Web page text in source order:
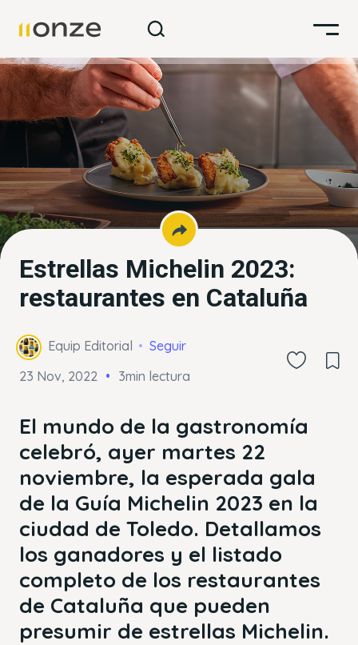
Estrellas Michelin 2023:
restaurantes en Cataluña
Equip Editorial
Seguir
23 Nov, 2022
3min lectura
El mundo de la gastronomía
celebró, ayer martes 22
noviembre, la esperada gala
de la Guía Michelin 2023 en la
ciudad de Toledo. Detallamos
los ganadores y el listado
completo de los restaurantes
de Cataluña que pueden
presumir de estrellas Michelin.